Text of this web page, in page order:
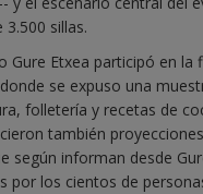
sillas.
Gure Etxea participó en la
se expuso una
folletería y recetas de
también
según informan desde
por los cientos de